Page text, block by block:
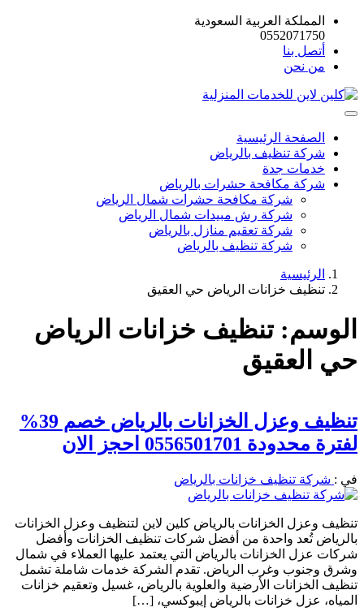
المملكة العربية السعودية
0552071750
أتصل بنا
من نحن
الصفحة الرئيسية
شركة تنظيف بالرياض
خدمات جدة
شركة مكافحة حشرات بالرياض
شركة مكافحة حشرات شمال الرياض
شركة رش مبيدات شمال الرياض
شركة تعقيم منازل بالرياض
شركة تنظيف بالرياض
الرئيسية
تنظيف خزانات الرياض حي العقيق
الوسم:تنظيف خزانات الرياض
حي العقيق
تنظيف وعزل الخزانات بالرياض خصم 39%
لفترة محدودة 0556501701 احجز الان
في : شركة تنظيف خزانات بالرياض
تنظيف وعزل الخزانات بالرياض كلين لاين لتنظيف وعزل الخزانات
بالرياض تُعد واحدة من أفضل شركات تنظيف الخزانات وأفضل
شركات عزل الخزانات بالرياض التي يعتمد عليها العملاء في شمال
وشرق وجنوب وغرب الرياض. تقدم الشركة خدمات شاملة تشمل
تنظيف الخزانات الأرضية والعلوية بالرياض، غسيل وتعقيم خزانات
المياه، عزل خزانات بالرياض إيبوكسي، […]